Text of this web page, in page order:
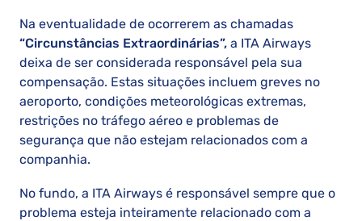
Na eventualidade de ocorrerem as chamadas
“Circunstâncias Extraordinárias”, a ITA Airways
deixa de ser considerada responsável pela sua
compensação. Estas situações incluem greves no
aeroporto, condições meteorológicas extremas,
restrições no tráfego aéreo e problemas de
segurança que não estejam relacionados com a
companhia.
No fundo, a ITA Airways é responsável sempre que o
problema esteja inteiramente relacionado com a